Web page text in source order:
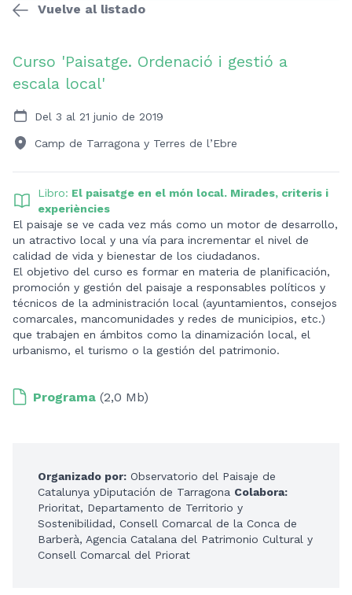
Vuelve al listado
Curso 'Paisatge. Ordenació i gestió a
escala local'
Del 3 al 21 junio de 2019
Camp de Tarragona y Terres de l’Ebre
Libro: El paisatge en el món local. Mirades, criteris i
experiències
El paisaje se ve cada vez más como un motor de desarrollo,
un atractivo local y una vía para incrementar el nivel de
calidad de vida y bienestar de los ciudadanos.
El objetivo del curso es formar en materia de planificación,
promoción y gestión del paisaje a responsables políticos y
técnicos de la administración local (ayuntamientos, consejos
comarcales, mancomunidades y redes de municipios, etc.)
que trabajen en ámbitos como la dinamización local, el
urbanismo, el turismo o la gestión del patrimonio.
Programa (2,0 Mb)
Organizado por: Observatorio del Paisaje de
Catalunya yDiputación de Tarragona Colabora:
Prioritat, Departamento de Territorio y
Sostenibilidad, Consell Comarcal de la Conca de
Barberà, Agencia Catalana del Patrimonio Cultural y
Consell Comarcal del Priorat